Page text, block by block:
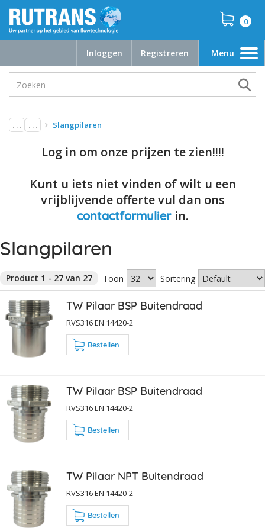
0
Inloggen Registreren
Toggle
navigation
Menu
. . . . . . Slangpilaren
Log in om onze prijzen te zien!!!!
Kunt u iets niet vinden of wilt u een
vrijblijvende offerte vul dan ons
contactformulier in.
Slangpilaren
Product 1 - 27 van 27 Toon Sortering
TW Pilaar BSP Buitendraad
RVS316 EN 14420-2
Bestellen
TW Pilaar BSP Buitendraad
RVS316 EN 14420-2
Bestellen
TW Pilaar NPT Buitendraad
RVS316 EN 14420-2
Bestellen